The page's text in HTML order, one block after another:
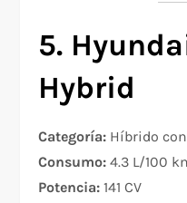
5.
Hybrid
Categoría: Híbrido
Consumo: 4.3 L/100
Potencia: 141 CV